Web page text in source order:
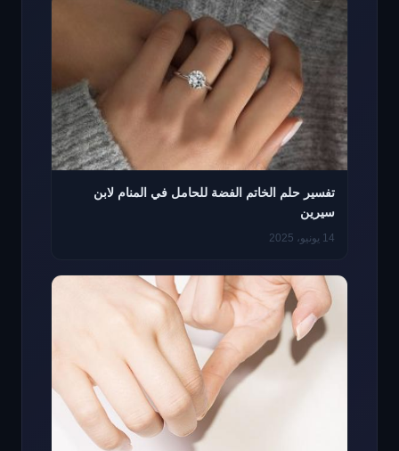
تفسير حلم الخاتم الفضة للحامل في المنام لابن
سيرين
14 يونيو، 2025